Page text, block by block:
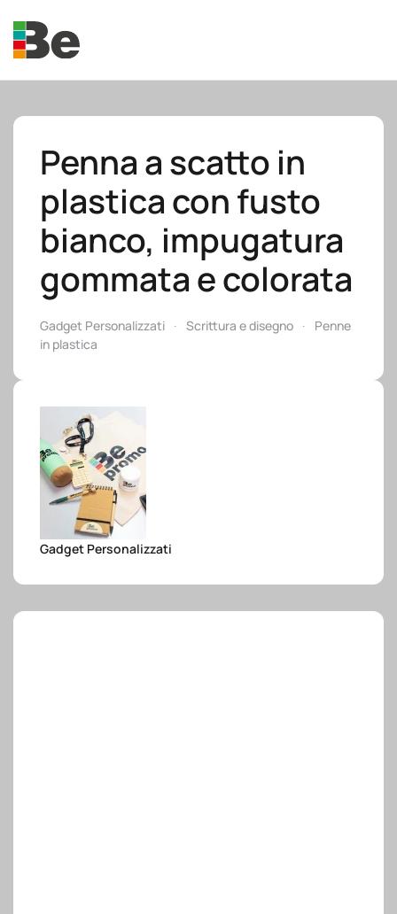
Skip to main content
Penna a scatto in
plastica con fusto
bianco, impugatura
gommata e colorata
Gadget Personalizzati Scrittura e disegno
Penne
in plastica
Gadget Personalizzati